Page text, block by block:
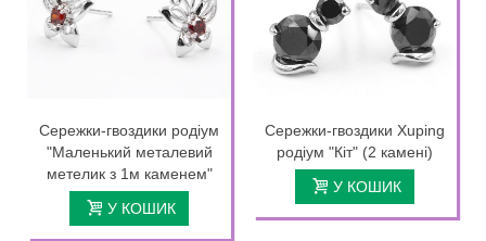
Сережки-гвоздики родіум
"Маленький металевий
метелик з 1м каменем"
У КОШИК
Сережки-гвоздики Xuping
родіум "Кіт" (2 камені)
У КОШИК